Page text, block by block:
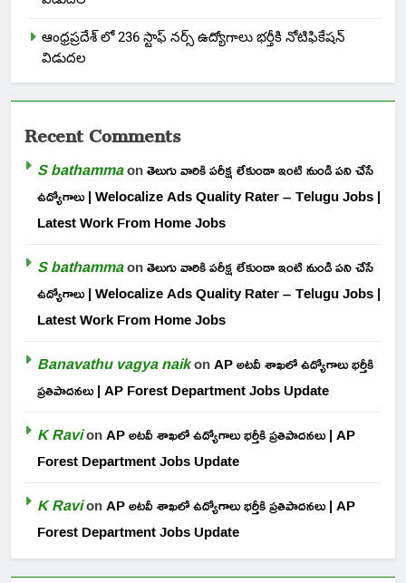
ఆంధ్రప్రదేశ్ లో 236 స్టాఫ్ నర్స్ ఉద్యోగాలు భర్తీకి నోటిఫికేషన్
విడుదల
Recent Comments
S bathammaonతెలుగు వారికి పరీక్ష లేకుండా ఇంటి నుండి పని చేసే
ఉద్యోగాలు | Welocalize Ads Quality Rater – Telugu Jobs |
Latest Work From Home Jobs
S bathammaonతెలుగు వారికి పరీక్ష లేకుండా ఇంటి నుండి పని చేసే
ఉద్యోగాలు | Welocalize Ads Quality Rater – Telugu Jobs |
Latest Work From Home Jobs
Banavathu vagya naikonAP అటవీ శాఖలో ఉద్యోగాలు భర్తీకి
ప్రతిపాదనలు | AP Forest Department Jobs Update
K RavionAP అటవీ శాఖలో ఉద్యోగాలు భర్తీకి ప్రతిపాదనలు | AP
Forest Department Jobs Update
K RavionAP అటవీ శాఖలో ఉద్యోగాలు భర్తీకి ప్రతిపాదనలు | AP
Forest Department Jobs Update